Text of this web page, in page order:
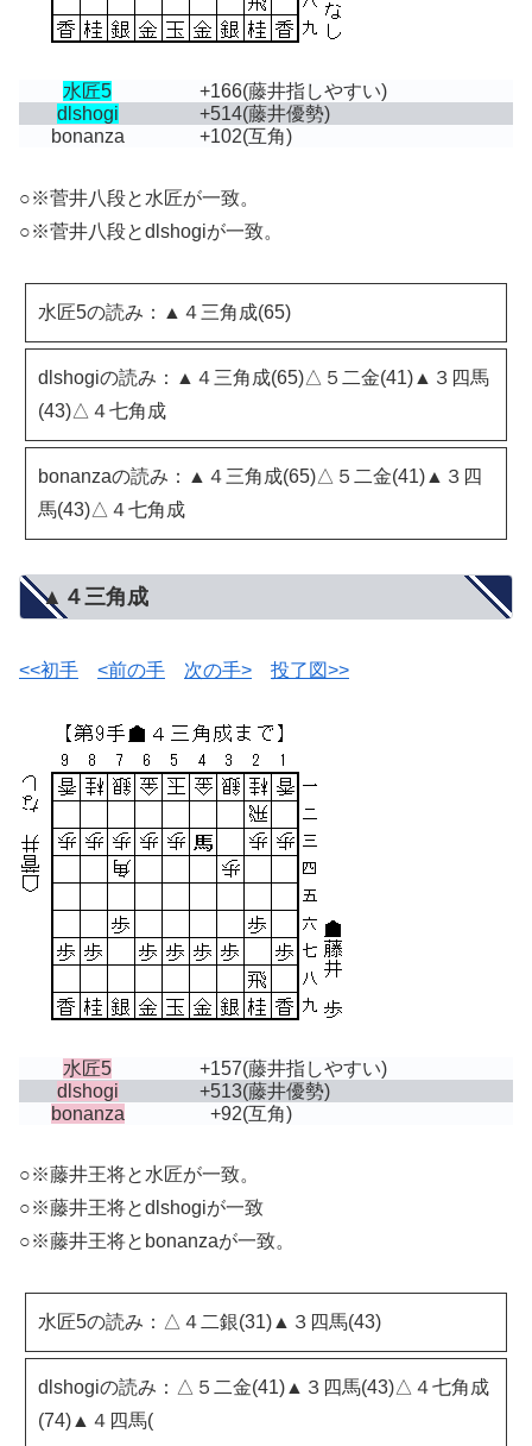
水匠5 +166(藤井指しやすい)
dlshogi
+514(藤井優勢)
bonanza
+102(互角)
○※菅井八段と水匠が一致。
○※菅井八段とdlshogiが一致。
水匠5の読み：▲４三角成(65)
dlshogiの読み：▲４三角成(65)△５二金(41)▲３四馬
(43)△４七角成
bonanzaの読み：▲４三角成(65)△５二金(41)▲３四
馬(43)△４七角成
▲４三角成
<<初手 <前の手 次の手> 投了図>>
水匠5 +157(藤井指しやすい)
dlshogi
+513(藤井優勢)
bonanza
+92(互角)
○※藤井王将と水匠が一致。
○※藤井王将とdlshogiが一致
○※藤井王将とbonanzaが一致。
水匠5の読み：△４二銀(31)▲３四馬(43)
dlshogiの読み：△５二金(41)▲３四馬(43)△４七角成
(74)▲４四馬(